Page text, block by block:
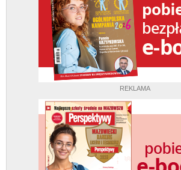
REKLAMA